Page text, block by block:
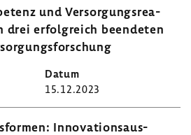
und Versor­gungs­rea­
drei erfolg­reich been­deten
15.12.2023
Inno­va­ti­ons­aus­